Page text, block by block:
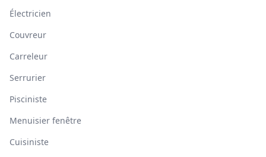
Électricien
Couvreur
Carreleur
Serrurier
Pisciniste
Menuisier fenêtre
Cuisiniste